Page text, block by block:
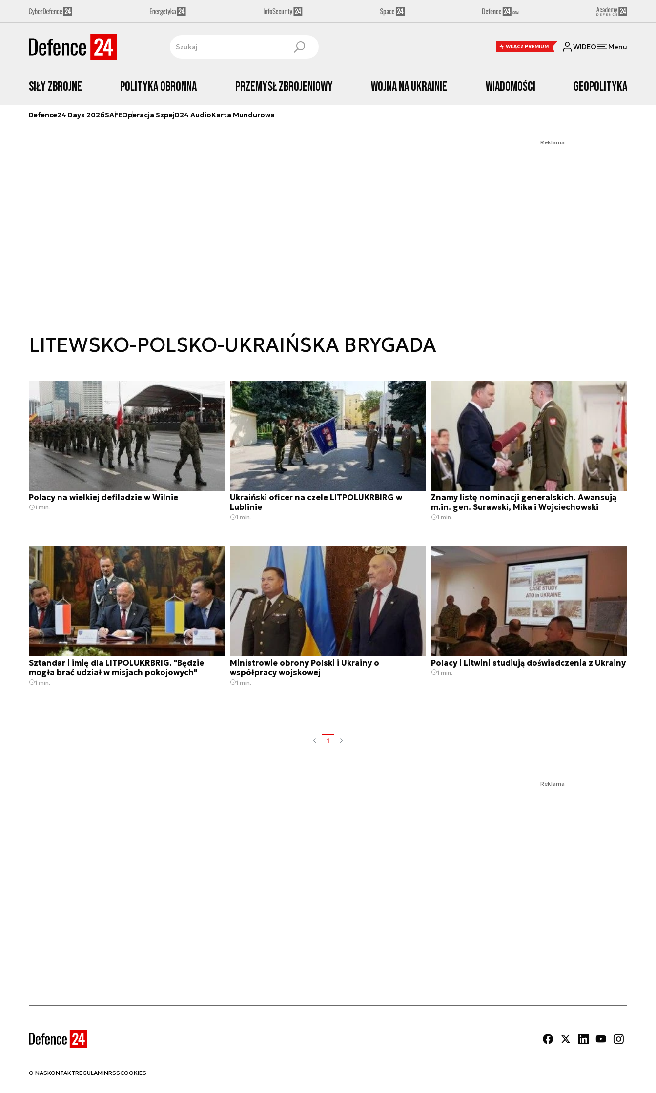
WŁĄCZ PREMIUM WIDEO Menu
Siły zbrojne Polityka obronna Przemysł Zbrojeniowy Wojna na Ukrainie Wiadomości Geopolityka
Defence24 Days 2026SAFEOperacja SzpejD24 AudioKarta Mundurowa
Reklama
LITEWSKO-POLSKO-UKRAIŃSKA BRYGADA
Polacy na wielkiej defiladzie w Wilnie
1 min.
Ukraiński oficer na czele LITPOLUKRBIRG w
Lublinie
1 min.
Znamy listę nominacji generalskich. Awansują
m.in. gen. Surawski, Mika i Wojciechowski
1 min.
Sztandar i imię dla LITPOLUKRBRIG. "Będzie
mogła brać udział w misjach pokojowych"
1 min.
Ministrowie obrony Polski i Ukrainy o
współpracy wojskowej
1 min.
Polacy i Litwini studiują doświadczenia z Ukrainy
1 min.
1
Reklama
O NASKONTAKTREGULAMINRSSCOOKIES